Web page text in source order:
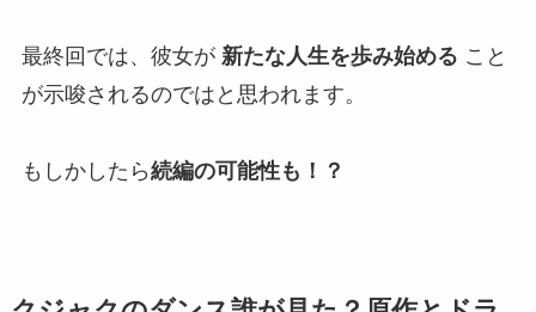
最終回では、彼女が 新たな人生を歩み始める こと
が示唆されるのではと思われます。
もしかしたら続編の可能性も！？